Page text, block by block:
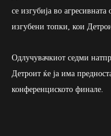
се изгубија во
изгубени топки, кои
Одлучувачкиот седми
Детроит ќе ја има
конференциското финале.